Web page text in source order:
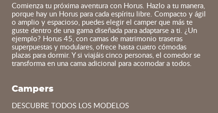
Comienza tu próxima aventura con Horus. Hazlo a tu manera,
porque hay un Horus para cada espíritu libre. Compacto y ágil
o amplio y espacioso, puedes elegir el camper que más te
guste dentro de una gama diseñada para adaptarse a ti. ¿Un
ejemplo? Horus 45, con camas de matrimonio traseras
superpuestas y modulares, ofrece hasta cuatro cómodas
plazas para dormir. Y si viajáis cinco personas, el comedor se
transforma en una cama adicional para acomodar a todos.
Campers
DESCUBRE TODOS LOS MODELOS